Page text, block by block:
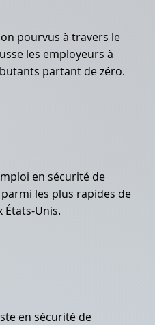
pourvus à travers le
les employeurs à
partant de zéro.
en sécurité de
les plus rapides de
États-Unis.
en sécurité de